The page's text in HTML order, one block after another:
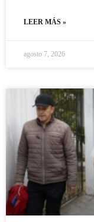
LEER MÁS »
agosto 7, 2026